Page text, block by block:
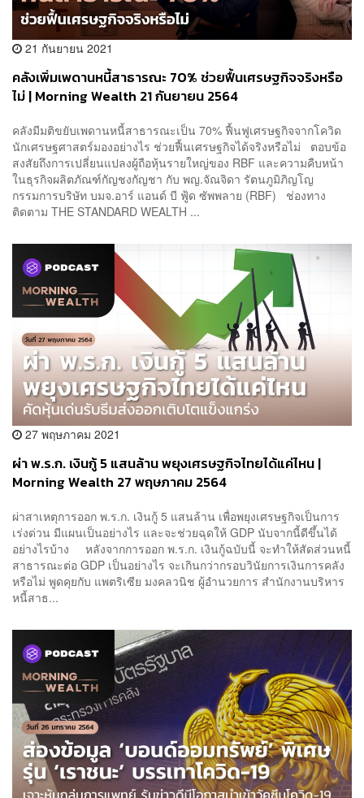
21 กันยายน 2021
คลังเพิ่มเพดานหนี้สาธารณะ 70% ช่วยฟื้นเศรษฐกิจจริงหรือ
ไม่ | Morning Wealth 21 กันยายน 2564
คลังมีมติขยับเพดานหนี้สาธารณะเป็น 70% ฟื้นฟูเศรษฐกิจจากโควิด
นักเศรษฐศาสตร์มองอย่างไร ช่วยฟื้นเศรษฐกิจได้จริงหรือไม่ ตอบข้อ
สงสัยถึงการเปลี่ยนแปลงผู้ถือหุ้นรายใหญ่ของ RBF และความคืบหน้า
ในธุรกิจผลิตภัณฑ์กัญชงกัญชา กับ พญ.จัณจิดา รัตนภูมิภิญโญ
กรรมการบริษัท บมจ.อาร์ แอนด์ บี ฟู้ด ซัพพลาย (RBF) ช่องทาง
ติดตาม THE STANDARD WEALTH ...
27 พฤษภาคม 2021
ผ่า พ.ร.ก. เงินกู้ 5 แสนล้าน พยุงเศรษฐกิจไทยได้แค่ไหน |
Morning Wealth 27 พฤษภาคม 2564
ผ่าสาเหตุการออก พ.ร.ก. เงินกู้ 5 แสนล้าน เพื่อพยุงเศรษฐกิจเป็นการ
เร่งด่วน มีแผนเป็นอย่างไร และจะช่วยฉุดให้ GDP นับจากนี้ดีขึ้นได้
อย่างไรบ้าง หลังจากการออก พ.ร.ก. เงินกู้ฉบับนี้ จะทำให้สัดส่วนหนี้
สาธารณะต่อ GDP เป็นอย่างไร จะเกินกว่ากรอบวินัยการเงินการคลัง
หรือไม่ พูดคุยกับ แพตริเซีย มงคลวนิช ผู้อำนวยการ สำนักงานบริหาร
หนี้สาธ...